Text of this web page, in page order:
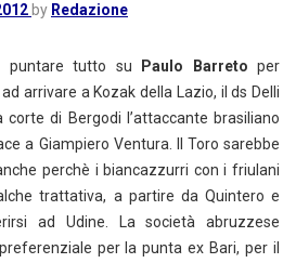
by Redazione
puntare tutto su Paulo Barreto per
arrivare a Kozak della Lazio, il ds Delli
di Bergodi l’attaccante brasiliano
a Giampiero Ventura. Il Toro sarebbe
perchè i biancazzurri con i friulani
trattativa, a partire da Quintero e
ad Udine. La società abruzzese
per la punta ex Bari, per il